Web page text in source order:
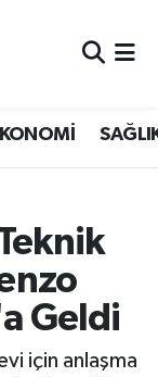
Geldi
için anlaşma